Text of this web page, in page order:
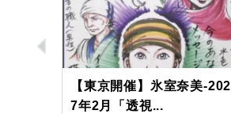
Previous
【東京開催】氷室奈美-202
7年2月「透視...